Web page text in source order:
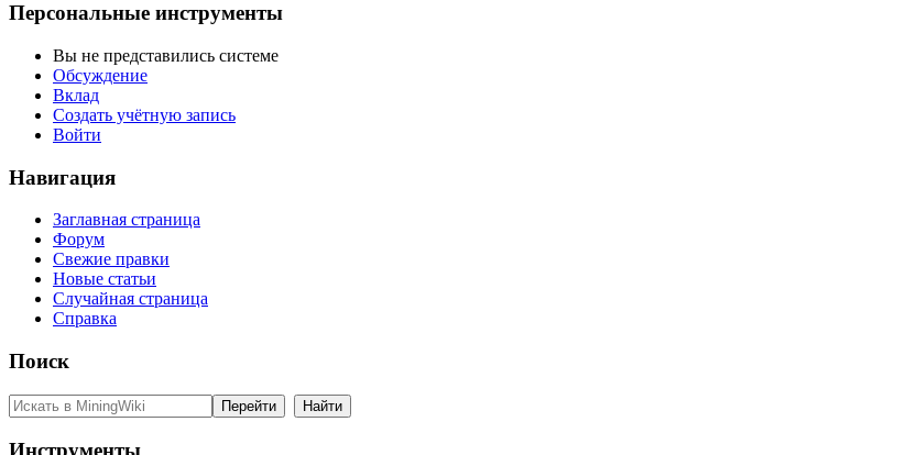
Персональные инструменты
Вы не представились системе
Обсуждение
Вклад
Создать учётную запись
Войти
Навигация
Заглавная страница
Форум
Свежие правки
Новые статьи
Случайная страница
Справка
Поиск
Инструменты